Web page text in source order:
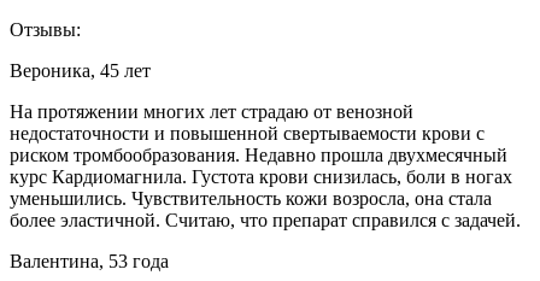
Отзывы:
Вероника, 45 лет
На протяжении многих лет страдаю от венозной
недостаточности и повышенной свертываемости крови с
риском тромбообразования. Недавно прошла двухмесячный
курс Кардиомагнила. Густота крови снизилась, боли в ногах
уменьшились. Чувствительность кожи возросла, она стала
более эластичной. Считаю, что препарат справился с задачей.
Валентина, 53 года